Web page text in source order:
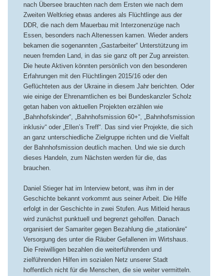
nach Übersee brauchten nach dem Ersten wie nach dem
Zweiten Weltkrieg etwas anderes als Flüchtlinge aus der
DDR, die nach dem Mauerbau mit Interzonenzüge nach
Essen, besonders nach Altenessen kamen. Wieder anders
bekamen die sogenannten „Gastarbeiter“ Unterstützung im
neuen fremden Land, in das sie ganz oft per Zug anreisten.
Die heute Aktiven könnten persönlich von den besonderen
Erfahrungen mit den Flüchtlingen 2015/16 oder den
Geflüchteten aus der Ukraine in diesem Jahr berichten. Oder
wie einige der Ehrenamtlichen es bei Bundeskanzler Scholz
getan haben von aktuellen Projekten erzählen wie
„Bahnhofskinder“, „Bahnhofsmission 60+“, „Bahnhofsmission
inklusiv“ oder „Ellen’s Treff“. Das sind vier Projekte, die sich
an ganz unterschiedliche Zielgruppe richten und die Vielfalt
der Bahnhofsmission deutlich machen. Und wie sie durch
dieses Handeln, zum Nächsten werden für die, das
brauchen.
Daniel Stieger hat im Interview betont, was ihm in der
Geschichte bekannt vorkommt aus seiner Arbeit. Die Hilfe
erfolgt in der Geschichte in zwei Stufen. Aus Mitleid heraus
wird zunächst punktuell und begrenzt geholfen. Danach
organisiert der Samariter gegen Bezahlung die „stationäre“
Versorgung des unter die Räuber Gefallenen im Wirtshaus.
Die Freiwilligen bezahlen die weiterführenden und
zielführenden Hilfen im sozialen Netz unserer Stadt
hoffentlich nicht für die Menschen, die sie weiter vermitteln.